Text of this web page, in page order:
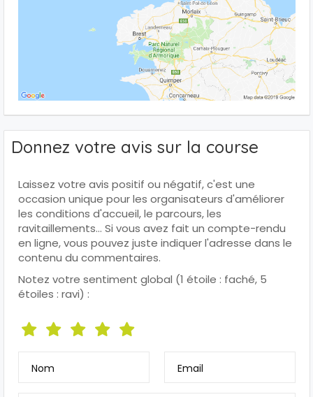
Donnez votre avis sur la course
Laissez votre avis positif ou négatif, c'est une
occasion unique pour les organisateurs d'améliorer
les conditions d'accueil, le parcours, les
ravitaillements... Si vous avez fait un compte-rendu
en ligne, vous pouvez juste indiquer l'adresse dans le
contenu du commentaires.
Notez votre sentiment global (1 étoile : faché, 5
étoiles : ravi) :
Nom Email